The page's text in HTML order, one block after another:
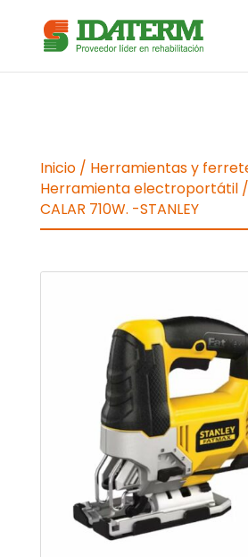
Inicio/ Herramientas y
Herramienta electroportátil/
CALAR 710W. -STANLEY